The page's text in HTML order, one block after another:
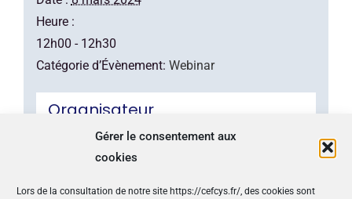
Gérer le consentement aux
cookies
Lors de la consultation de notre site https://cefcys.fr/, des cookies sont
Heure :
12h00 - 12h30
Catégorie d’Évènement: Webinar
Organisateur
Le Club Cyber